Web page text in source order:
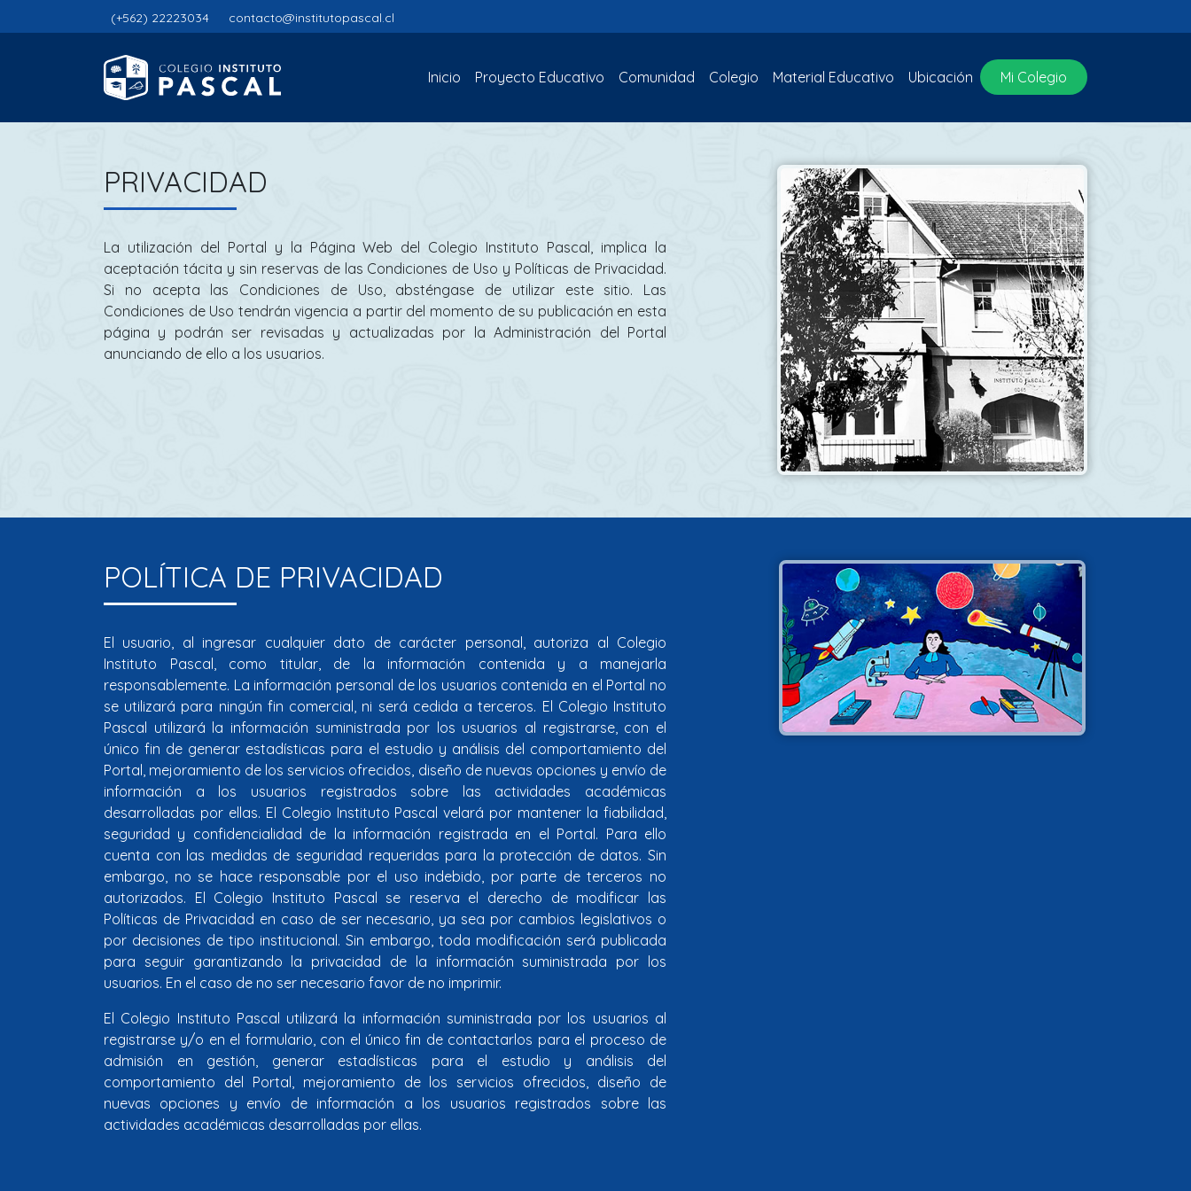
(+562) 22223034 contacto@institutopascal.cl
Inicio (current)
Proyecto Educativo Comunidad Colegio Material Educativo Ubicación Mi Colegio
PRIVACIDAD
La utilización del Portal y la Página Web del Colegio Instituto Pascal, implica la
aceptación tácita y sin reservas de las Condiciones de Uso y Políticas de Privacidad.
Si no acepta las Condiciones de Uso, absténgase de utilizar este sitio. Las
Condiciones de Uso tendrán vigencia a partir del momento de su publicación en esta
página y podrán ser revisadas y actualizadas por la Administración del Portal
anunciando de ello a los usuarios.
POLÍTICA DE PRIVACIDAD
El usuario, al ingresar cualquier dato de carácter personal, autoriza al Colegio
Instituto Pascal, como titular, de la información contenida y a manejarla
responsablemente. La información personal de los usuarios contenida en el Portal no
se utilizará para ningún fin comercial, ni será cedida a terceros. El Colegio Instituto
Pascal utilizará la información suministrada por los usuarios al registrarse, con el
único fin de generar estadísticas para el estudio y análisis del comportamiento del
Portal, mejoramiento de los servicios ofrecidos, diseño de nuevas opciones y envío de
información a los usuarios registrados sobre las actividades académicas
desarrolladas por ellas. El Colegio Instituto Pascal velará por mantener la fiabilidad,
seguridad y confidencialidad de la información registrada en el Portal. Para ello
cuenta con las medidas de seguridad requeridas para la protección de datos. Sin
embargo, no se hace responsable por el uso indebido, por parte de terceros no
autorizados. El Colegio Instituto Pascal se reserva el derecho de modificar las
Políticas de Privacidad en caso de ser necesario, ya sea por cambios legislativos o
por decisiones de tipo institucional. Sin embargo, toda modificación será publicada
para seguir garantizando la privacidad de la información suministrada por los
usuarios. En el caso de no ser necesario favor de no imprimir.
El Colegio Instituto Pascal utilizará la información suministrada por los usuarios al
registrarse y/o en el formulario, con el único fin de contactarlos para el proceso de
admisión en gestión, generar estadísticas para el estudio y análisis del
comportamiento del Portal, mejoramiento de los servicios ofrecidos, diseño de
nuevas opciones y envío de información a los usuarios registrados sobre las
actividades académicas desarrolladas por ellas.